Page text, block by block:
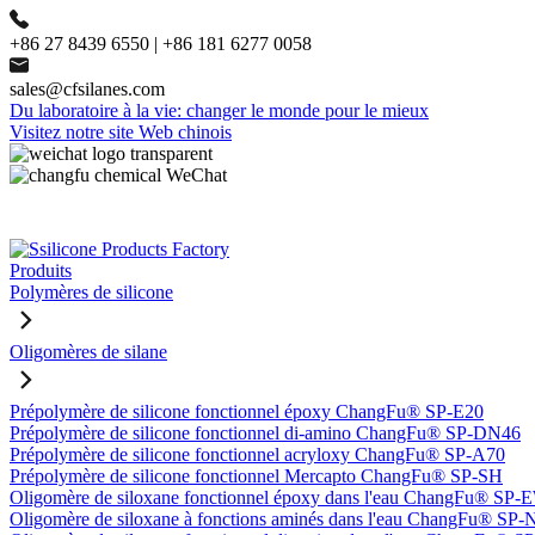
+86 27 8439 6550 | +86 181 6277 0058
sales@cfsilanes.com
Du laboratoire à la vie: changer le monde pour le mieux
Visitez notre site Web chinois
Produits
Polymères de silicone
Oligomères de silane
Prépolymère de silicone fonctionnel époxy ChangFu® SP-E20
Prépolymère de silicone fonctionnel di-amino ChangFu® SP-DN46
Prépolymère de silicone fonctionnel acryloxy ChangFu® SP-A70
Prépolymère de silicone fonctionnel Mercapto ChangFu® SP-SH
Oligomère de siloxane fonctionnel époxy dans l'eau ChangFu® SP-
Oligomère de siloxane à fonctions aminés dans l'eau ChangFu® SP-